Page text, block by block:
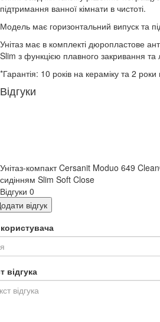
підтримання ванної кімнати в чистоті.
Модель має горизонтальний випуск та
Унітаз має в комплекті дюропластове
Slim з функцією плавного закривання та
*Гарантія: 10 років на кераміку та 2 роки
Відгуки
​Унітаз-компакт Cersanit Moduo 649
сидінням Slim Soft Close
Відгуки 0
відгук
відгука